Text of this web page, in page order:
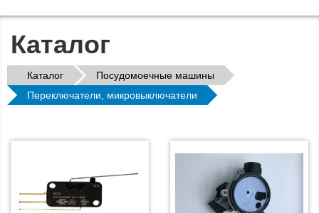
Каталог
Каталог
Посудомоечные машины
Переключатели, микровыключатели